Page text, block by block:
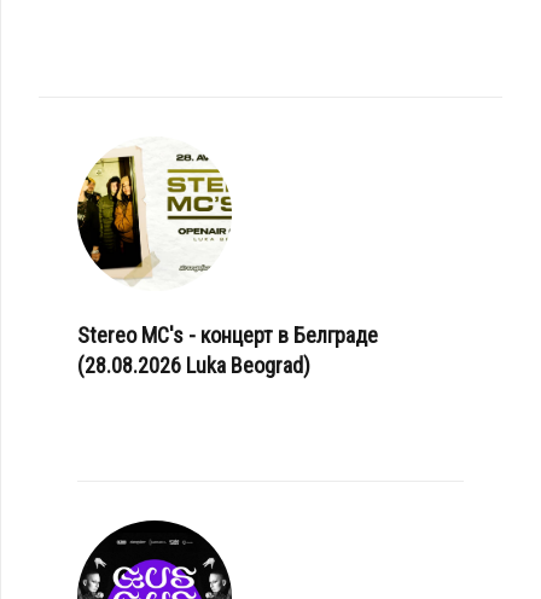
Stereo MC's - концерт в Белграде
(28.08.2026 Luka Beograd)